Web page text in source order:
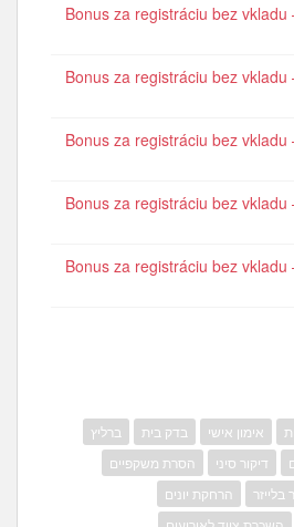
Bonus za registráciu bez
Bonus za registráciu bez
Bonus za registráciu bez
Bonus za registráciu bez
Bonus za registráciu bez
אימון אישי בדק בית
ברליץ
דיקור סיני
הסרת משקפיים
הרחקת יונים